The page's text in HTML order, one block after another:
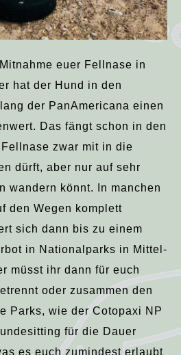
euer Fellnase in
hat der Hund in den
der PanAmericana einen
Das fängt schon in den
zwar mit in die
dürft, aber nur auf sehr
wandern könnt. In manchen
den Wegen komplett
sich dann bis zu einem
in Nationalparks in Mittel-
müsst ihr dann für euch
oder zusammen den
Parks, wie der Cotopaxi NP
für die Dauer
es euch zumindest erlaubt